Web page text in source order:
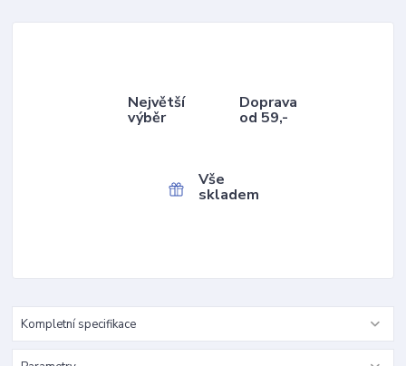
Největší
výběr
Doprava
od 59,-
Vše
skladem
Kompletní specifikace